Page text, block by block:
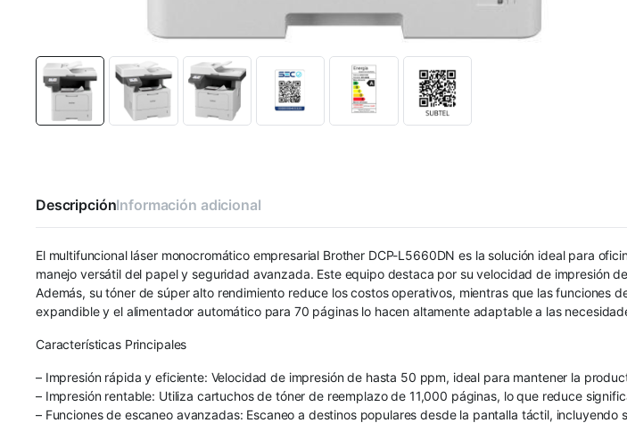
DescripciónInformación adicional
El multifuncional láser monocromático empresarial Brother DCP-L5660DN es la solución ideal para
manejo versátil del papel y seguridad avanzada. Este equipo destaca por su velocidad de
Además, su tóner de súper alto rendimiento reduce los costos operativos, mientras que las
expandible y el alimentador automático para 70 páginas lo hacen altamente adaptable a las
Características Principales
– Impresión rápida y eficiente: Velocidad de impresión de hasta 50 ppm, ideal para mantener la
– Impresión rentable: Utiliza cartuchos de tóner de reemplazo de 11,000 páginas, lo que reduce
– Funciones de escaneo avanzadas: Escaneo a destinos populares desde la pantalla táctil,